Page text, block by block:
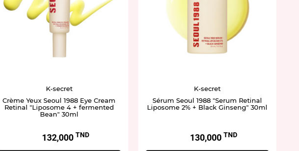
K-secret
Crème Yeux Seoul 1988 Eye Cream
Retinal "Liposome 4 + fermented
Bean" 30ml
Prix132,000 TND
K-secret
Sérum Seoul 1988 "Serum Retinal
Liposome 2% + Black Ginseng" 30ml
Prix130,000 TND